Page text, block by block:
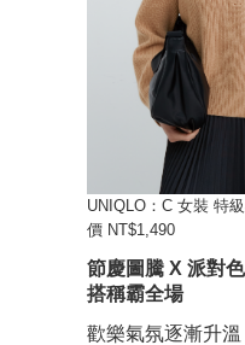
UNIQLO：C 女裝 特
價 NT$1,490
節慶圖騰 X 派對
搭稱霸全場
歡樂氣氛逐漸升